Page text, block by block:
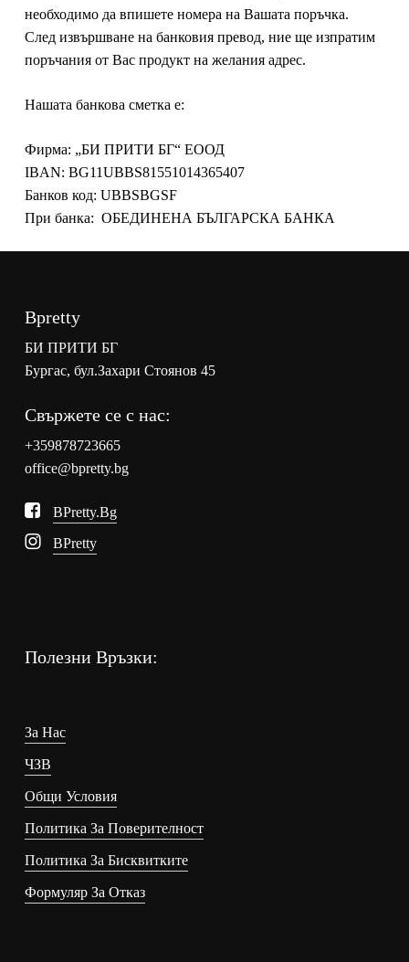
необходимо да впишете номера на Вашата поръчка.
След извършване на банковия превод, ние ще изпратим
поръчания от Вас продукт на желания адрес.
Нашата банкова сметка е:
Фирма: „БИ ПРИТИ БГ“ ЕООД
IBAN: BG11UBBS81551014365407
Банков код: UBBSBGSF
При банка: ОБЕДИНЕНА БЪЛГАРСКА БАНКА
Bpretty
БИ ПРИТИ БГ
Бургас, бул.Захари Стоянов 45
Свържете се с нас:
+359878723665
office@bpretty.bg
BPretty.bg
BPretty
Полезни Връзки:
За Нас
ЧЗВ
Общи Условия
Политика За Поверителност
Политика За Бисквитките
Формуляр За Отказ